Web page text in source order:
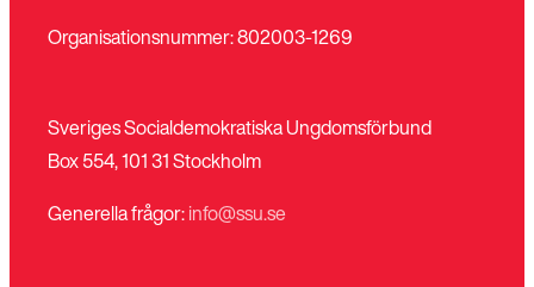
Organisationsnummer: 802003-1269
Sveriges Socialdemokratiska Ungdomsförbund
Box 554, 101 31 Stockholm
Generella frågor:info@ssu.se